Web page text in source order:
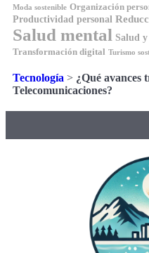
Moda sostenible Organización
Productividad personal
Salud mental Salud
Transformación digital Turismo
Tecnología > ¿Qué avances
Telecomunicaciones?